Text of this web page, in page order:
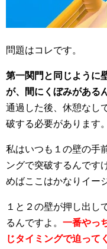
問題はコレです。
第一関門と同じように
が、間にくぼみがある
通過した後、休憩なし
破する必要があります。
私はいつも１の壁の手
ングで突破するんです
めばここはかなりイー
１と２の壁が押し出し
るんですよ。 一番やっ
じタイミングで迫って